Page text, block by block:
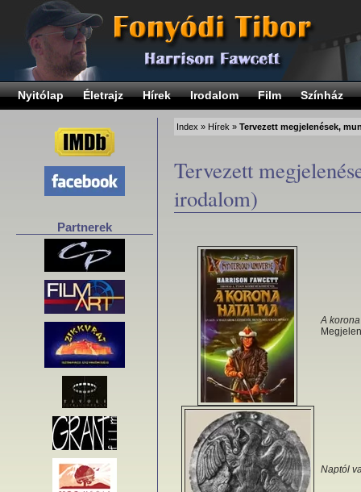
Nyitólap Életrajz Hírek Irodalom Film Színház
Partnerek
Index » Hírek » Tervezett megjelenések,
Tervezett
irodalom)
A
Naptól